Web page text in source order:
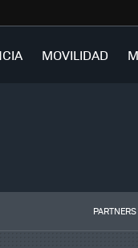
MOVILIDAD
PARTNERS